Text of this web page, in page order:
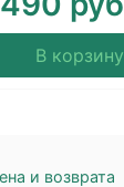
В корзину
и возврата